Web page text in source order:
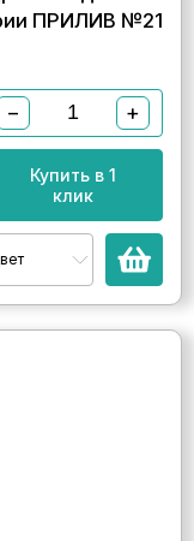
ПРИЛИВ №21
− +
Купить в 1
клик